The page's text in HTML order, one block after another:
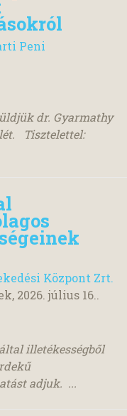
Peni
dr. Gyarmathy
Tisztelettel:
Központ Zrt.
2026. július 16..
illetékességből
adjuk. ...